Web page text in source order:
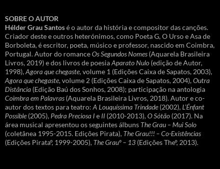
SOBRE O AUTOR
Hélder Grau Santosé o autor da história e compositor das canções.
Criador deste e outros heterónimos, como Poeta G, O Urso e Asa de
Borboleta, é escritor, poeta, músico e professor, nascido em Coimbra,
Portugal. Autor do romanceOs Segundos Nomes (Aquarela Brasileira
Livros, 2019) e dos livros de poesiaAparato Nulo (edição de Autor,
1998),Agora que chegaste, volume 1 (Edições Caixa de Sapatos, 2003),
Agora que chegaste, volume 2 (Edições Caixa de Sapatos, 2004),Outra
Distância (Edição Baú dos Sonhos, 2008); participação na antologia
Coimbra em Palavras (Aquarela Brasileira Livros, 2018). Autor e co-
autor dos textos para teatro: A Louquíssima Trindade (2002),L’Énfant
Possible (2005), Pedra Preciosa Ie II (2010-2013),O Sótão (2017). Na
área musical apresentou os seguintes álbuns The Grau – Mui Solo
(coletânea 1995-2015. Edições Pirata), The Grau!!! – Co-Existências
(Edições Pirataº, 1999-2005), The Grauº – 13 (Edições Theº, 2013).